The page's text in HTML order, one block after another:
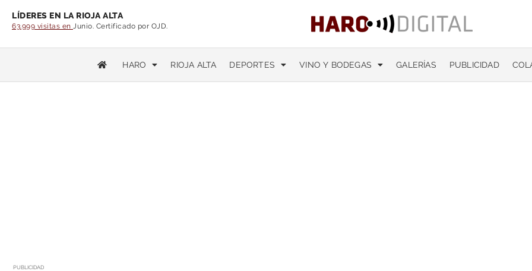
LÍDERES EN LA RIOJA ALTA
63.999 visitas en Junio. Certificado por OJD.
HARO RIOJA ALTA DEPORTES VINO Y BODEGAS GALERÍAS PUBLICIDAD
PUBLICIDAD